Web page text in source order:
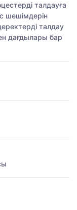
талдауға
шешімдерін
талдау
дағдылары бар